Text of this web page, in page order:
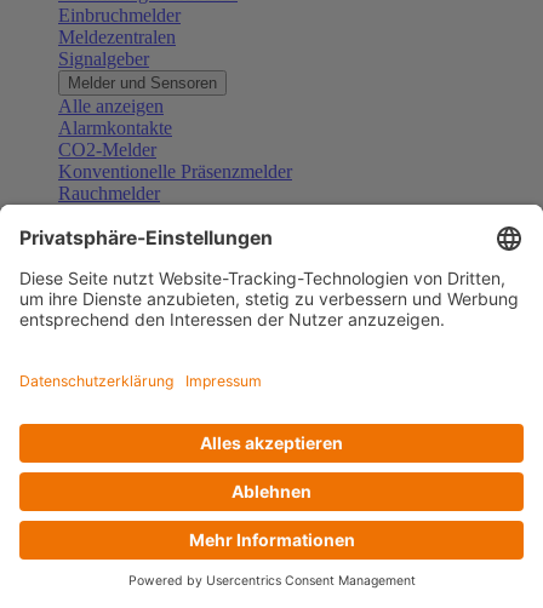
Einbruchmelder
Meldezentralen
Signalgeber
Melder und Sensoren
Alle anzeigen
Alarmkontakte
CO2-Melder
Konventionelle Präsenzmelder
Rauchmelder
Gefahrenmelder
Türsprechanlagen
Alle anzeigen
Außenstationen
Klingeltaster und Gongs
Sprechanlagen-Sets
Zubehör Türkommunikation
Videoüberwachung
Zubehör Videoüberwachung
Alle anzeigen